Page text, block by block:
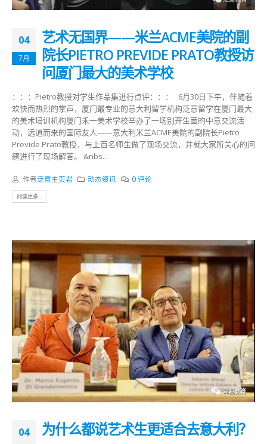
04
7月
艺术无国界——米兰ACME美院的副
院长PIETRO PREVIDE PRATO教授访
问厦门最大的美术学校
：：：Pietro教授对学生作品集进行点评：：： 6月30日下午，伴随着
欢快而热烈的掌声，厦门最专业的意大利留学机构泛意留学在厦门最大
的美术培训机构厦门禾一美术学校举办了一场别开生面的中意交流活
动，远道而来的国际友人——意大利米兰ACME美院的副院长Pietro
Previde Prato教授，与上百名师生做了现场交流，并就大家所关心的问
题进行了现场解答。 &nbs...
作者泛意主页君 动态资讯 0 评论
阅读更多...
04 为什么都说艺术生更适合去意大利？